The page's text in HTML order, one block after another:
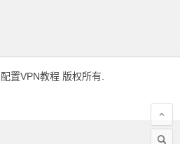
配置VPN教程版权所有.